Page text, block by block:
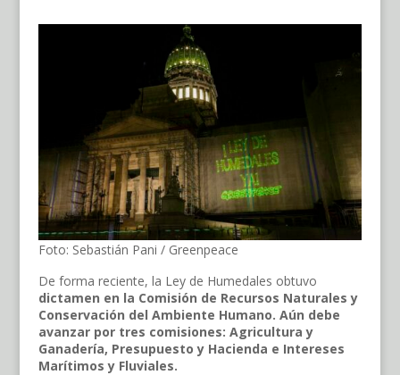
Foto: Sebastián Pani / Greenpeace
De forma reciente, la Ley de Humedales obtuvo
dictamen en la Comisión de Recursos Naturales y
Conservación del Ambiente Humano. Aún debe
avanzar por tres comisiones: Agricultura y
Ganadería, Presupuesto y Hacienda e Intereses
Marítimos y Fluviales.